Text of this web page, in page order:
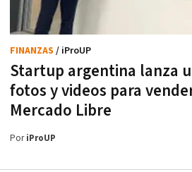
Startup argentina lanza
fotos y videos para
Mercado Libre
FINANZAS / iProUP
PoriProUP